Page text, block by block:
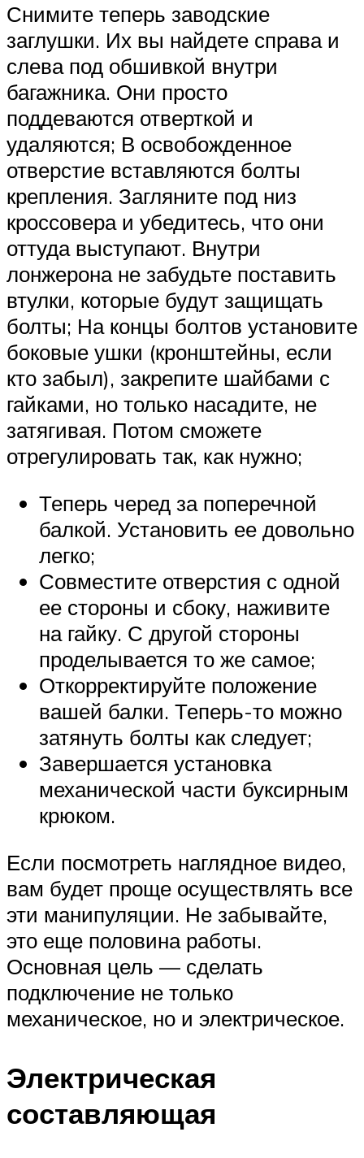
Снимите теперь заводские
заглушки. Их вы найдете справа и
слева под обшивкой внутри
багажника. Они просто
поддеваются отверткой и
удаляются; В освобожденное
отверстие вставляются болты
крепления. Загляните под низ
кроссовера и убедитесь, что они
оттуда выступают. Внутри
лонжерона не забудьте поставить
втулки, которые будут защищать
болты; На концы болтов установите
боковые ушки (кронштейны, если
кто забыл), закрепите шайбами с
гайками, но только насадите, не
затягивая. Потом сможете
отрегулировать так, как нужно;
Теперь черед за поперечной
балкой. Установить ее довольно
легко;
Совместите отверстия с одной
ее стороны и сбоку, наживите
на гайку. С другой стороны
проделывается то же самое;
Откорректируйте положение
вашей балки. Теперь-то можно
затянуть болты как следует;
Завершается установка
механической части буксирным
крюком.
Если посмотреть наглядное видео,
вам будет проще осуществлять все
эти манипуляции. Не забывайте,
это еще половина работы.
Основная цель — сделать
подключение не только
механическое, но и электрическое.
Электрическая
составляющая